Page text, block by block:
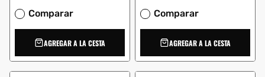
Comparar
AGREGAR A LA CESTA
Comparar
AGREGAR A LA CESTA